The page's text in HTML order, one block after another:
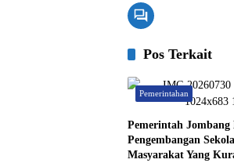
Pos Terkait
Pemerintahan
Pemerintah
Pengembangan
Masyarakat Yang